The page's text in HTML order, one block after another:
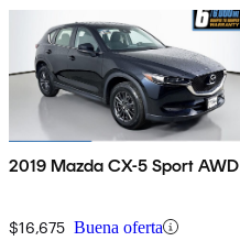
2019 Mazda CX-5 Sport AWD
$16,675 Buena oferta